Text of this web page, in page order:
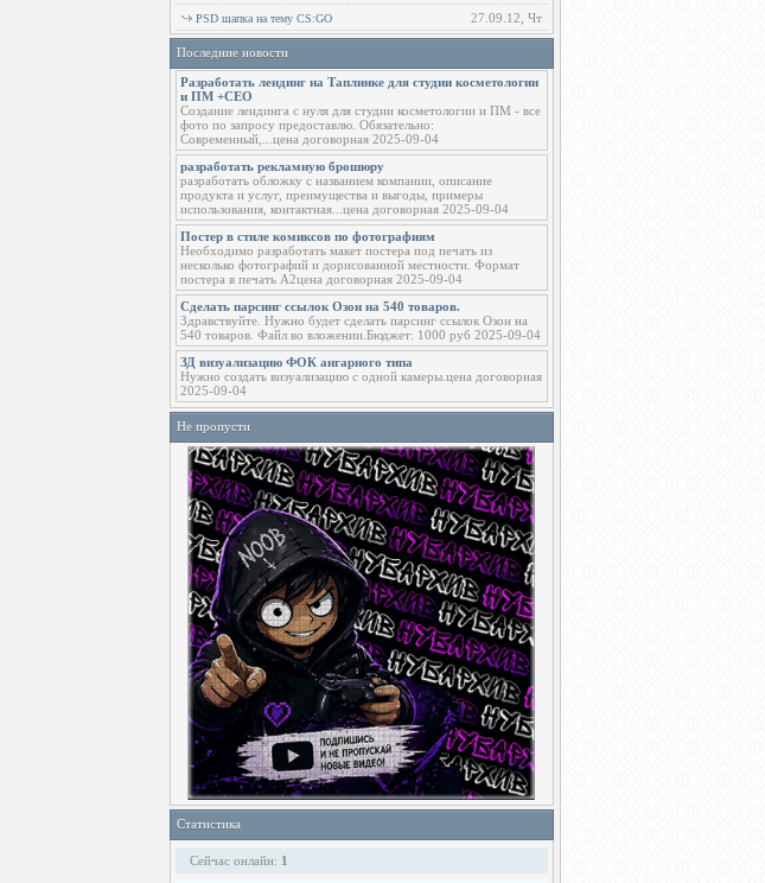
27.09.12, Чт
PSD шапка на тему CS:GO
Последние новости
Разработать лендинг на Таплинке для студии косметологии
и ПМ +СЕО
Создание лендинга с нуля для студии косметологии и ПМ - все
фото по запросу предоставлю. Обязательно:
Современный,...цена договорная 2025-09-04
разработать рекламную брошюру
разработать обложку с названием компании, описание
продукта и услуг, преимущества и выгоды, примеры
использования, контактная...цена договорная 2025-09-04
Постер в стиле комиксов по фотографиям
Необходимо разработать макет постера под печать из
несколько фотографий и дорисованной местности. Формат
постера в печать А2цена договорная 2025-09-04
Сделать парсинг ссылок Озон на 540 товаров.
Здравствуйте. Нужно будет сделать парсинг ссылок Озон на
540 товаров. Файл во вложении.Бюджет: 1000 руб 2025-09-04
ЗД визуализацию ФОК ангарного типа
Нужно создать визуализацию с одной камеры.цена договорная
2025-09-04
Не пропусти
Статистика
Сейчас онлайн: 1